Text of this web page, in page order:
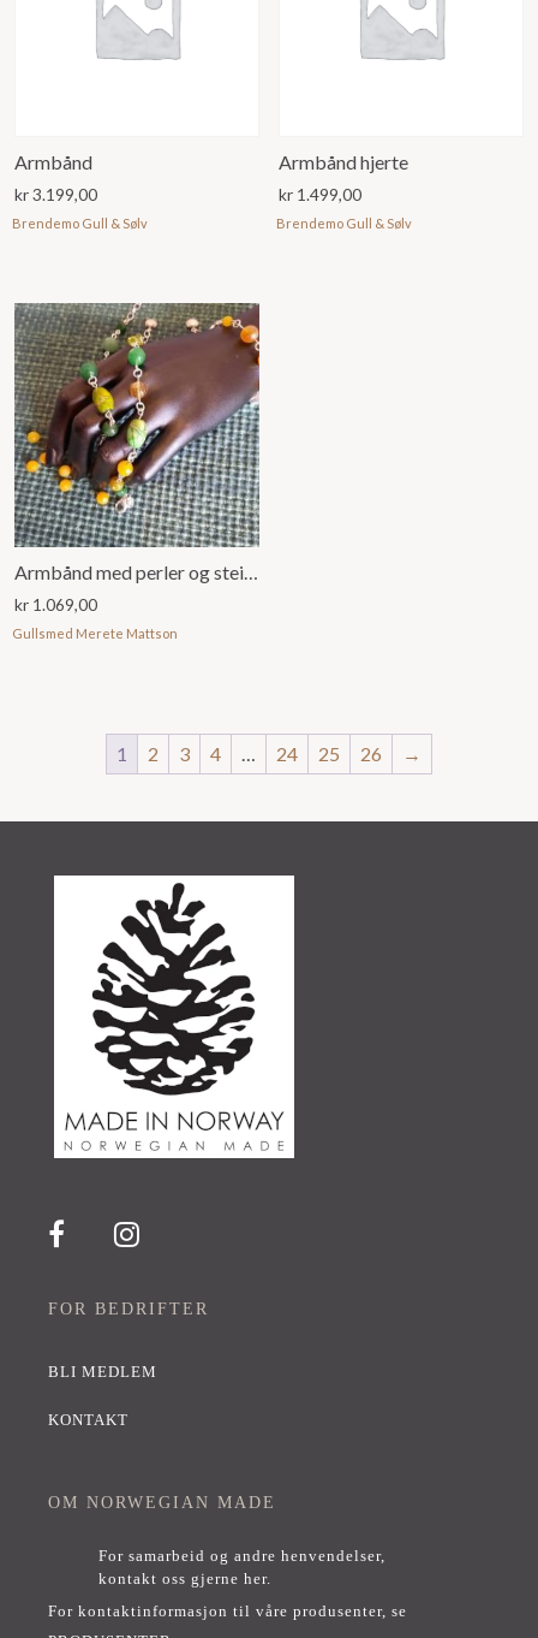
Armbånd
kr3.199,00
Brendemo Gull & Sølv
Armbånd hjerte
kr 1.499,00
Brendemo Gull & Sølv
Armbånd med perler og stein, assortert
kr 1.069,00
Gullsmed Merete Mattson
1 2 3 4 … 24 25 26 →
FOR BEDRIFTER
BLI MEDLEM
KONTAKT
OM NORWEGIAN MADE
For samarbeid og andre henvendelser,
kontakt oss gjerne her.
For kontaktinformasjon til våre produsenter, se